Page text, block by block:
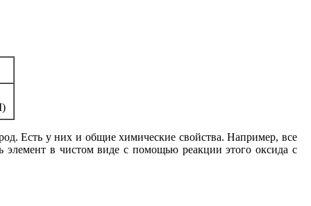
Есть у них и общие химические свойства. Например, все
в чистом виде с помощью реакции этого оксида с